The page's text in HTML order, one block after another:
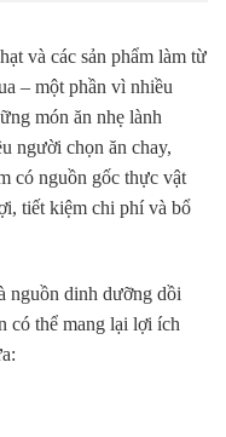
và các sản phẩm làm từ
– một phần vì nhiều
món ăn nhẹ lành
người chọn ăn chay,
có nguồn gốc thực vật
tiết kiệm chi phí và bổ
nguồn dinh dưỡng dồi
có thể mang lại lợi ích